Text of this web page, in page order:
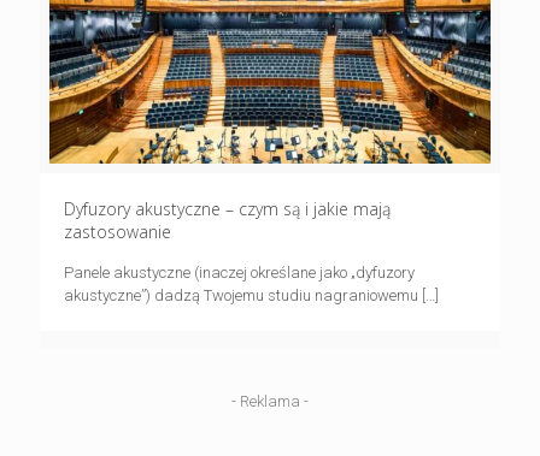
Dyfuzory akustyczne – czym są i jakie mają
zastosowanie
Panele akustyczne (inaczej określane jako „dyfuzory
akustyczne”) dadzą Twojemu studiu nagraniowemu […]
- Reklama -